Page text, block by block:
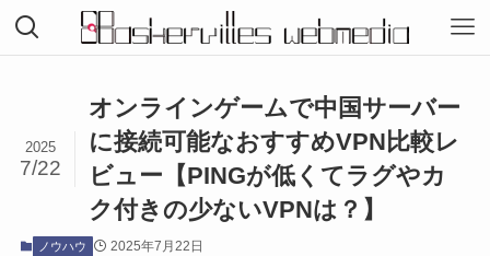
オンラインゲームで中国サーバー
に接続可能なおすすめVPN比較レ
ビュー【PINGが低くてラグやカ
ク付きの少ないVPNは？】
2025
7/22
ノウハウ 2025年7月22日